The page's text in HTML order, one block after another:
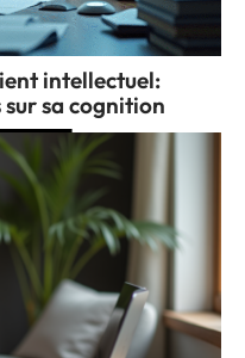
intellectuel:
sa cognition